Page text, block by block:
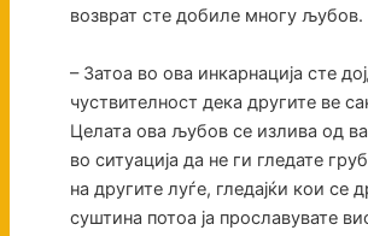
возврат сте добиле многу љубов.
– Затоа во ова инкарнација сте
чуствителност дека другите ве
Целата ова љубов се излива од
во ситуација да не ги гледате
на другите луѓе, гледајќи кои се
суштина потоа ја прославувате